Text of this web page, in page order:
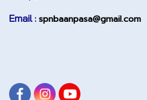
Email : spnbaanpasa@gmail.com